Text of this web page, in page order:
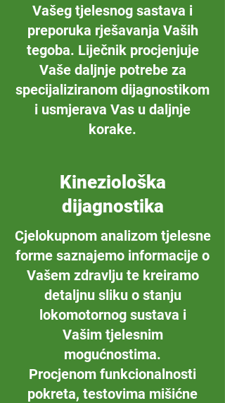
Vašeg tjelesnog sastava i
preporuka rješavanja Vaših
tegoba. Liječnik procjenjuje
Vaše daljnje potrebe za
specijaliziranom dijagnostikom
i usmjerava Vas u daljnje
korake.
Kineziološka
dijagnostika
Cjelokupnom analizom tjelesne
forme saznajemo informacije o
Vašem zdravlju te kreiramo
detaljnu sliku o stanju
lokomotornog sustava i
Vašim tjelesnim
mogućnostima.
Procjenom funkcionalnosti
pokreta, testovima mišićne